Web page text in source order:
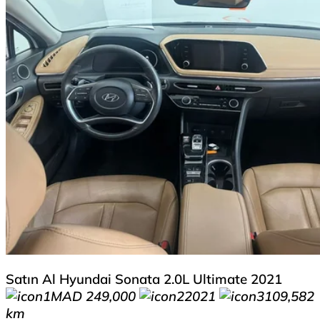
Satın Al Hyundai Sonata 2.0L Ultimate 2021
MAD 249,000
2021
109,582
km